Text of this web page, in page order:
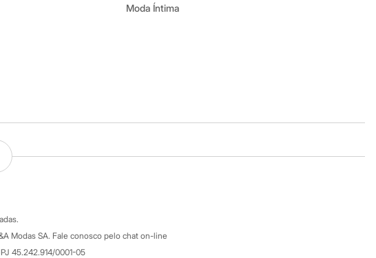
Moda Íntima
Atendimento
Modas SA. Fale conosco pelo chat on-line
45.242.914/0001-05